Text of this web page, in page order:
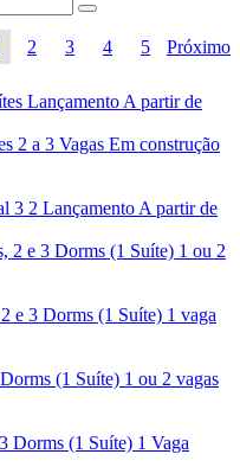
2 3 4 5
Próximo
Lançamento A partir de
2 a 3 Vagas Em construção
3 2 Lançamento A partir de
2 e 3 Dorms (1 Suíte) 1 ou 2
e 3 Dorms (1 Suíte) 1 vaga
(1 Suíte) 1 ou 2 vagas
Dorms (1 Suíte) 1 Vaga